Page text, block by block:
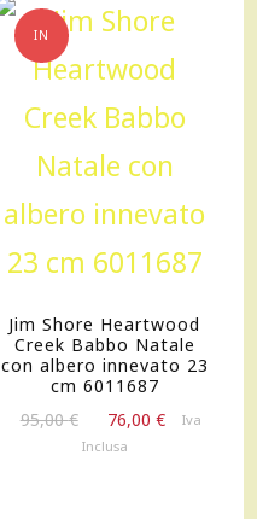
IN
OFFERTA!
Jim Shore Heartwood
Creek Babbo Natale
con albero innevato 23
cm 6011687
95,00€
prezzo
76,00 €
IlIva
Inclusa